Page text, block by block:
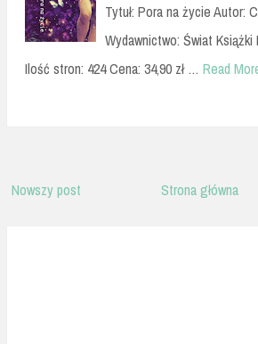
Tytuł: Pora na życie Autor:
Wydawnictwo: Świat Książki
Ilość stron: 424 Cena: 34,90 zł … Read
Nowszy post Strona główna